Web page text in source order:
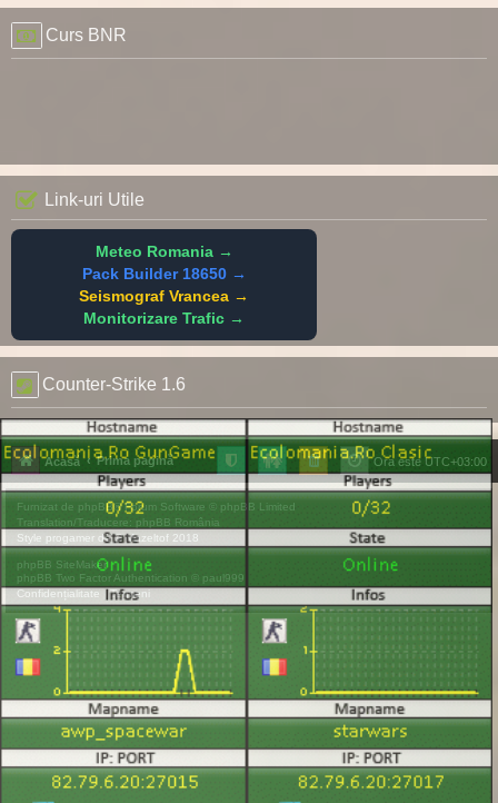
Curs BNR
Link-uri Utile
Meteo Romania →
Pack Builder 18650 →
Seismograf Vrancea →
Monitorizare Trafic →
Counter-Strike 1.6
Acasă Prima pagină Ora este UTC+03:00
Furnizat de phpBB® Forum Software © phpBB Limited
Translation/Traducere: phpBB România
Style progamer de ©Mazeltof 2018
phpBB SiteMaker
phpBB Two Factor Authentication © paul999
Confidențialitate |Termeni